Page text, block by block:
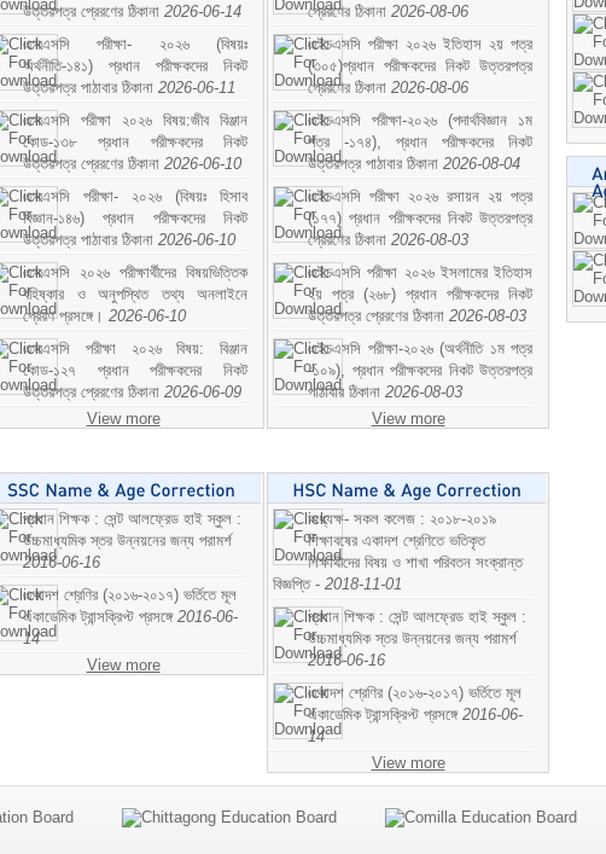
উত্তরপত্র প্রেরণের ঠিকানা 2026-06-14
এসএসসি পরীক্ষা- ২০২৬ (বিষয়ঃ
অর্থনীতি-১৪১) প্রধান পরীক্ষকদের নিকট
উত্তরপত্র পাঠাবার ঠিকানা 2026-06-11
এসএসসি পরীক্ষা ২০২৬ বিষয়:জীব বিঞ্জান
কোড-১৩৮ প্রধান পরীক্ষকদের নিকট
উত্তরপত্র প্রেরণের ঠিকানা 2026-06-10
এসএসসি পরীক্ষা- ২০২৬ (বিষয়ঃ হিসাব
বিজ্ঞান-১৪৬) প্রধান পরীক্ষকদের নিকট
উত্তরপত্র পাঠাবার ঠিকানা 2026-06-10
এসএসসি ২০২৬ পরীক্ষার্থীদের বিষয়ভিত্তিক
বহিষ্কার ও অনুপস্থিত তথ্য অনলাইনে
প্রেরণ প্রসঙ্গে। 2026-06-10
এসএসসি পরীক্ষা ২০২৬ বিষয়: বিঞ্জান
কোড-১২৭ প্রধান পরীক্ষকদের নিকট
উত্তরপত্র প্রেরণের ঠিকানা 2026-06-09
View more
প্রেরণের ঠিকানা 2026-08-06
এইচএসসি পরীক্ষা ২০২৬ ইতিহাস ২য় পত্র
(৩০৫)প্রধান পরীক্ষকদের নিকট উত্তরপত্র
প্রেরণের ঠিকানা 2026-08-06
এইচএসসি পরীক্ষা-২০২৬ (পদার্থবিজ্ঞান ১ম
পত্র -১৭৪), প্রধান পরীক্ষকদের নিকট
উত্তরপত্র পাঠাবার ঠিকানা 2026-08-04
এইচএসসি পরীক্ষা ২০২৬ রসায়ন ২য় পত্র
(১৭৭) প্রধান পরীক্ষকদের নিকট উত্তরপত্র
প্রেরণের ঠিকানা 2026-08-03
এইচএসসি পরীক্ষা ২০২৬ ইসলামের ইতিহাস
২য় পত্র (২৬৮) প্রধান পরীক্ষকদের নিকট
উত্তরপত্র প্রেরণের ঠিকানা 2026-08-03
এইচএসসি পরীক্ষা-২০২৬ (অর্থনীতি ১ম পত্র
-১০৯), প্রধান পরীক্ষকদের নিকট উত্তরপত্র
পাঠাবার ঠিকানা 2026-08-03
View more
প্রধান শিক্ষক : সেন্ট আলফ্রেড হাই স্কুল :
উচ্চমাধ্যমিক স্তর উন্নয়নের জন্য পরামর্শ
2016-06-16
একাদশ শ্রেণির (২০১৬-২০১৭) ভর্তিতে মূল
একাডেমিক ট্রান্সক্রিপ্ট প্রসঙ্গে 2016-06-
14
View more
অধ্যক্ষ- সকল কলেজ : ২০১৮-২০১৯
শিক্ষাবষের একাদশ শ্রেণিতে ভতিকৃত
শিক্ষাথীদের বিষয় ও শাখা পরিবতন সংক্রান্ত
বিজ্ঞপ্তি - 2018-11-01
প্রধান শিক্ষক : সেন্ট আলফ্রেড হাই স্কুল :
উচ্চমাধ্যমিক স্তর উন্নয়নের জন্য পরামর্শ
2016-06-16
একাদশ শ্রেণির (২০১৬-২০১৭) ভর্তিতে মূল
একাডেমিক ট্রান্সক্রিপ্ট প্রসঙ্গে 2016-06-
14
View more